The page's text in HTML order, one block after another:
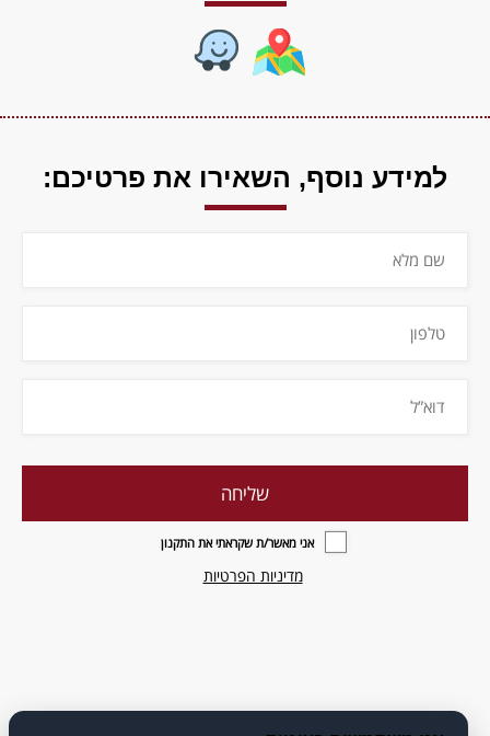
למידע נוסף, השאירו את פרטיכם:
אני מאשר/ת שקראתי את התקנון
מדיניות הפרטיות